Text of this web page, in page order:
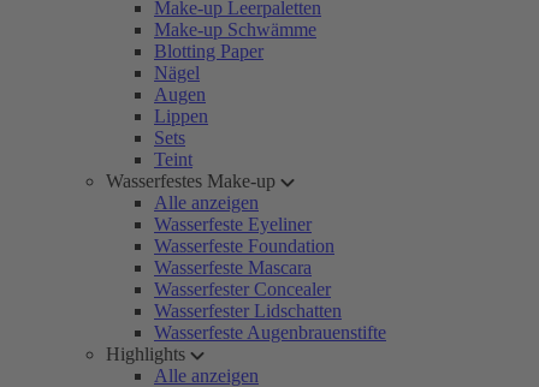
Make-up Leerpaletten
Make-up Schwämme
Blotting Paper
Nägel
Augen
Lippen
Sets
Teint
Wasserfestes Make-up
Alle anzeigen
Wasserfeste Eyeliner
Wasserfeste Foundation
Wasserfeste Mascara
Wasserfester Concealer
Wasserfester Lidschatten
Wasserfeste Augenbrauenstifte
Highlights
Alle anzeigen